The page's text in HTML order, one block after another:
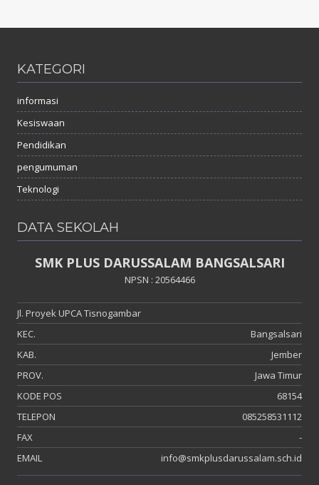
KATEGORI
informasi
Kesiswaan
Pendidikan
pengumuman
Teknologi
DATA SEKOLAH
SMK PLUS DARUSSALAM BANGSALSARI
NPSN : 20564466
Jl. Proyek UPCA Tisnogambar
KEC.
Bangsalsari
KAB.
Jember
PROV.
Jawa Timur
KODE POS
68154
TELEPON
085258531112
FAX
-
EMAIL
info@smkplusdarussalam.sch.id